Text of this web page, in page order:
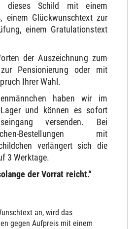
dieses Schild mit einem
einem Glückwunschtext zur
einem Gratulationstext
der Auszeichnung zum
Pensionierung oder mit
Ihrer Wahl.
haben wir im
und können es sofort
versenden. Bei
Bestellungen mit
verlängert sich die
3 Werktage.
der Vorrat reicht.“
an, wird das
gegen Aufpreis mit einem